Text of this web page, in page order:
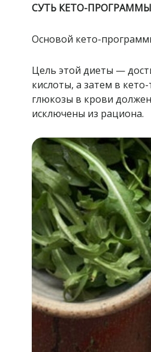
СУТЬ КЕТО-ПРОГРАММЫ
Основой кето-
Цель этой диеты —
кислоты, а затем в
глюкозы в крови
исключены из рациона.